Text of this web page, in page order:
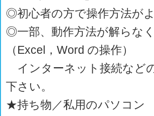
◎初心者の方で操作方法が
◎一部、動作方法が解らな
（Excel，Word の操作）
インターネット接続など
下さい。
★持ち物／私用のパソコン